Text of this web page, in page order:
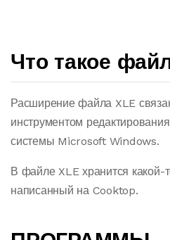
Что такое
Расширение файла XLE
инструментом
системы Microsoft Windows.
В файле XLE хранится какой-
написанный на Cooktop.